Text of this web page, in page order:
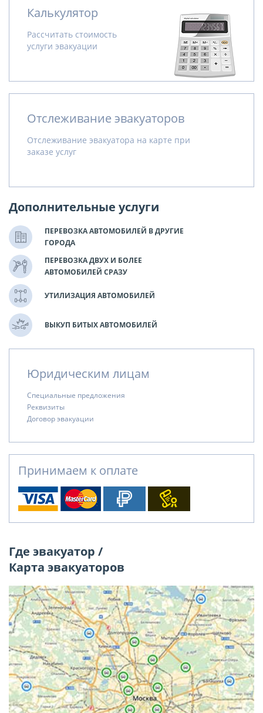
Калькулятор
Рассчитать стоимость
услуги эвакуации
Отслеживание эвакуаторов
Отслеживание эвакуатора на карте при
заказе услуг
Дополнительные услуги
ПЕРЕВОЗКА АВТОМОБИЛЕЙ В ДРУГИЕ
ГОРОДА
ПЕРЕВОЗКА ДВУХ И БОЛЕЕ
АВТОМОБИЛЕЙ СРАЗУ
УТИЛИЗАЦИЯ АВТОМОБИЛЕЙ
ВЫКУП БИТЫХ АВТОМОБИЛЕЙ
Юридическим лицам
Специальные предложения
Реквизиты
Договор эвакуации
Принимаем к оплате
Где эвакуатор /
Карта эвакуаторов